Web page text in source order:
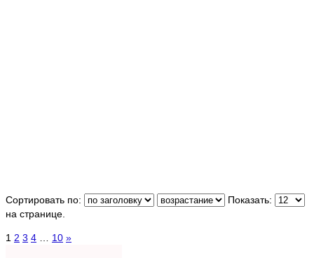
Сортировать по:
Показать:
на странице.
1 2 3 4 10 »